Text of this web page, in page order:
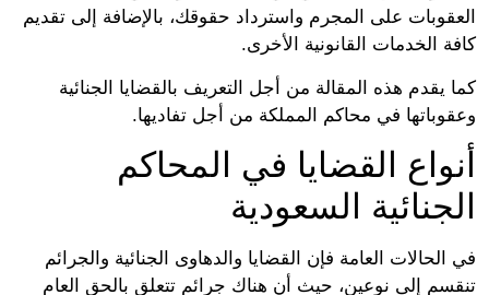
على المجرم واسترداد حقوقك، بالإضافة إلى تقديم
الخدمات القانونية الأخرى.
يقدم هذه المقالة من أجل التعريف بالقضايا الجنائية
في محاكم المملكة من أجل تفاديها.
القضايا في المحاكم
السعودية
العامة فإن القضايا والدهاوى الجنائية والجرائم
إلى نوعين، حيث أن هناك جرائم تتعلق بالحق العام